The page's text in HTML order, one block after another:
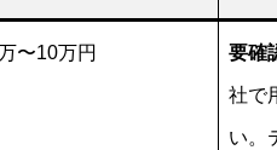
〜10万円 要確
社で
い。